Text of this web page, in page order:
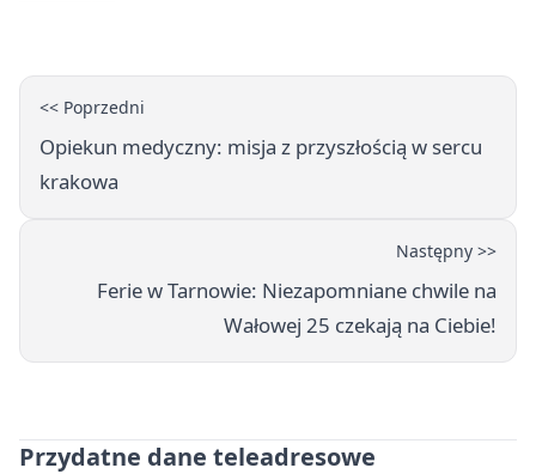
<< Poprzedni
Opiekun medyczny: misja z przyszłością w sercu
krakowa
Następny >>
Ferie w Tarnowie: Niezapomniane chwile na
Wałowej 25 czekają na Ciebie!
Przydatne dane teleadresowe